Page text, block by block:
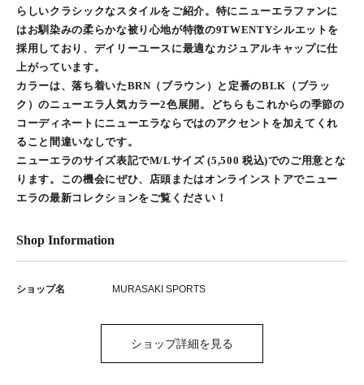
らしいクラシックなスタイルをご紹介。特にニューエラファンに
はお馴染みの柔らかな被り心地が特徴の9TWENTYシルエットを
採用しており、デイリーユースに最適なカジュアルキャップに仕
上がっています。
カラーは、落ち着いたBRN（ブラウン）と定番のBLK（ブラッ
ク）のニューエラ人気カラー2色展開。どちらもこれからの季節の
コーディネートにニューエラならではのアクセントを加えてくれ
ること間違いなしです。
ニューエラのサイズ表記でM/Lサイズ (5,500 税込)でのご用意とな
ります。この機会にぜひ、店頭またはオンラインストアでニュー
エラの最新コレクションをご覧ください！
Shop Information
ショップ名 MURASAKI SPORTS
ショップ詳細を見る